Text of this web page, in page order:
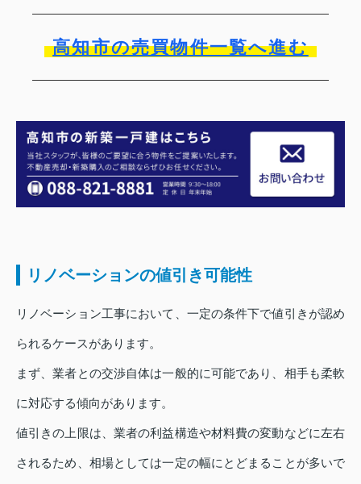
高知市の売買物件一覧へ進む
リノベーションの値引き可能性
リノベーション工事において、一定の条件下で値引きが認め
られるケースがあります。
まず、業者との交渉自体は一般的に可能であり、相手も柔軟
に対応する傾向があります。
値引きの上限は、業者の利益構造や材料費の変動などに左右
されるため、相場としては一定の幅にとどまることが多いで